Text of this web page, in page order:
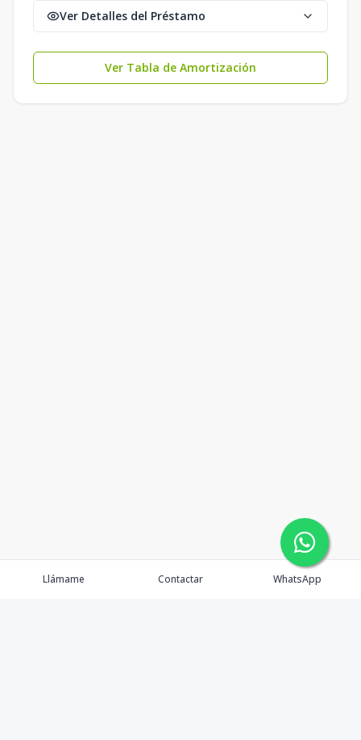
Ver Detalles del Préstamo
Ver Tabla de Amortización
Llámame Contactar WhatsApp